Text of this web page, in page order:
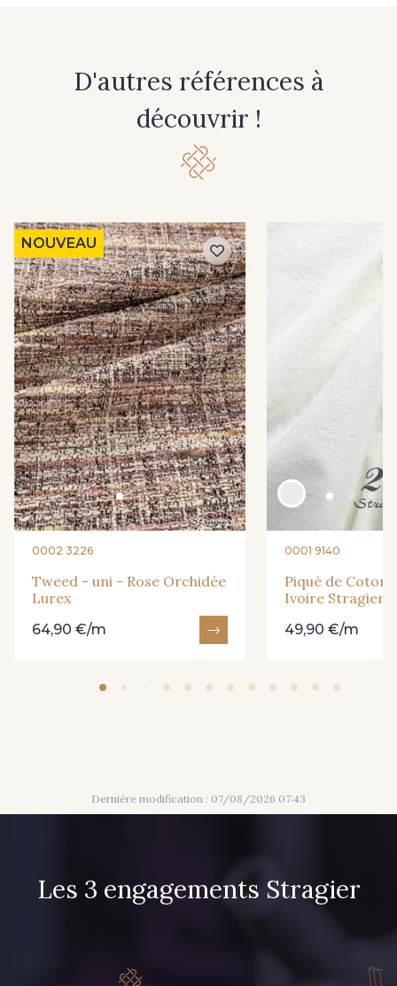
D'autres références à
découvrir !
NOUVEAU
0002 3226
Tweed - uni - Rose Orchidée
Lurex
64,90 €/m
0001 9140
Piqué de Coton
Ivoire Stragier
49,90 €/m
Dernière modification : 07/08/2026 07:43
Les 3 engagements Stragier